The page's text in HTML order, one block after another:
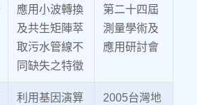
應用小波轉換
及共生矩陣萃
取污水管線不
同缺失之特徵
第二十四屆
測量學術及
應用研討會
利用基因演算
2005台灣地